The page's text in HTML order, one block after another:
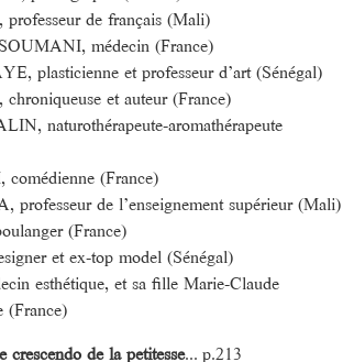
de français (Mali)
médecin (France)
plasticienne et professeur d’art (Sénégal)
et auteur (France)
naturothérapeute-aromathérapeute
(France)
de l’enseignement supérieur (Mali)
(France)
et ex-top model (Sénégal)
esthétique, et sa fille Marie-Claude
(France)
crescendo de la petitesse... p.213